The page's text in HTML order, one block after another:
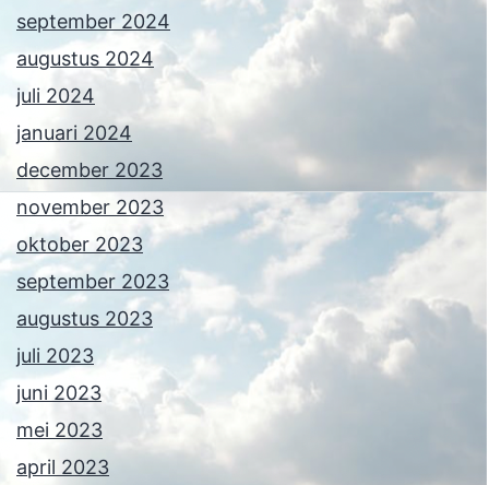
september 2024
augustus 2024
juli 2024
januari 2024
december 2023
november 2023
oktober 2023
september 2023
augustus 2023
juli 2023
juni 2023
mei 2023
april 2023